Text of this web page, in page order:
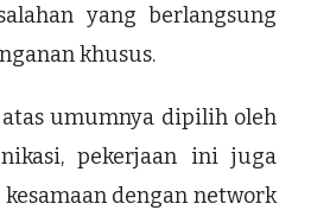
yang berlangsung
khusus.
umumnya dipilih oleh
pekerjaan ini juga
dengan network